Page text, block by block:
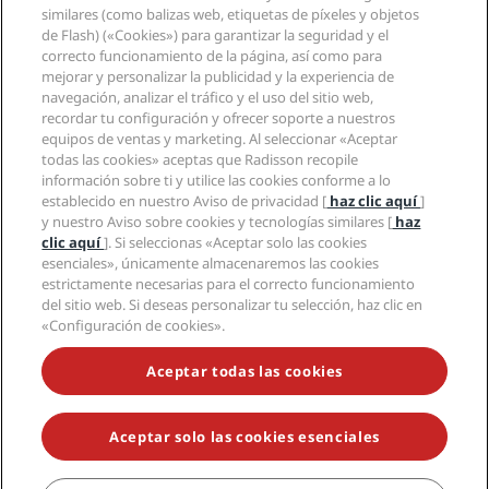
Aplicación de Radisson Hotels
Hoteles Sports Approved
Hoteles ideales para familias
Salud y seguridad
Radisson Hotel Group
Medios
Empleos en RHG
Empleos en PPHE
Empleos en EHL
The Club by RHG
Oportunidades de desarrollo
Responsabilidad social corporativa
Compras
Información legal
Centro de privacidad
Aviso legal
Términos y condiciones de Radisson Rewards
Acuerdo de uso del sitio
Accesibilidad digital
Declaración sobre la esclavitud moderna
Ayuda
Avisos al consumidor
Contacto
Preguntas frecuentes
Mapa del sitio
Redes sociales
Marcas de Radisson Hotels
NO TE PIERDAS NUESTRAS OFERTAS MÁS POPULARES
© 2026 Radisson Hotel Group.Todos los derechos reservados. RHG
Radisson Hotel Group, Radisson, Radisson RED, Radisson Blu, Radisson
Collection, Radisson Individuals, Park Plaza, Park Inn, Country Inn &
similares (como balizas web, etiquetas de píxeles y objetos
de Flash) («Cookies») para garantizar la seguridad y el
correcto funcionamiento de la página, así como para
mejorar y personalizar la publicidad y la experiencia de
navegación, analizar el tráfico y el uso del sitio web,
recordar tu configuración y ofrecer soporte a nuestros
equipos de ventas y marketing. Al seleccionar «Aceptar
todas las cookies» aceptas que Radisson recopile
información sobre ti y utilice las cookies conforme a lo
establecido en nuestro Aviso de privacidad [ haz clic aquí]
y nuestro Aviso sobre cookies y tecnologías similares [ haz
clic aquí]. Si seleccionas «Aceptar solo las cookies
esenciales», únicamente almacenaremos las cookies
estrictamente necesarias para el correcto funcionamiento
del sitio web. Si deseas personalizar tu selección, haz clic en
«Configuración de cookies».
Aceptar todas las cookies
Aceptar solo las cookies esenciales